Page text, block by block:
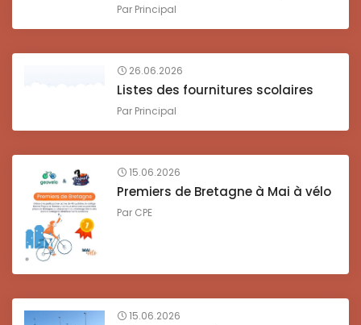
Par Principal
26.06.2026
Listes des fournitures scolaires
Par Principal
15.06.2026
Premiers de Bretagne à Mai à vélo
Par CPE
15.06.2026